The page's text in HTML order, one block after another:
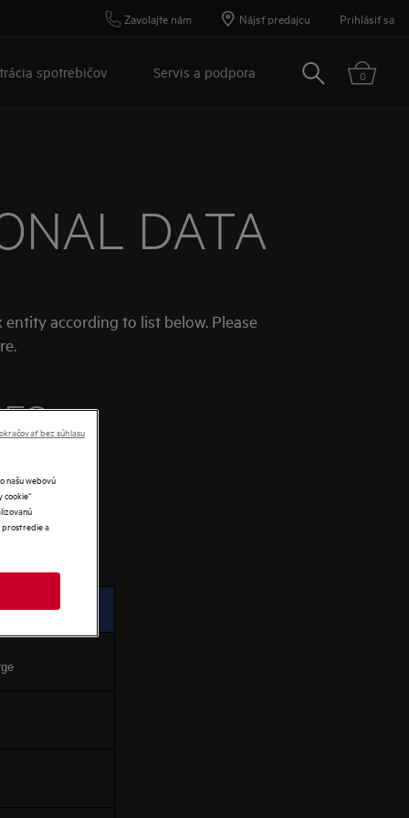
Zavolajte nám Nájsť predajcu Prihlásiť sa
spotrebičov Servis a podpora Vyhľadať0
DATA
according to list below. Please
našu webovú
prostredie a
bez súhlasu